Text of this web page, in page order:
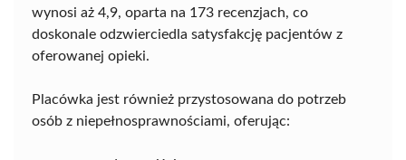
wynosi aż 4,9, oparta na 173 recenzjach, co
doskonale odzwierciedla satysfakcję pacjentów z
oferowanej opieki.
Placówka jest również przystosowana do potrzeb
osób z niepełnosprawnościami, oferując: